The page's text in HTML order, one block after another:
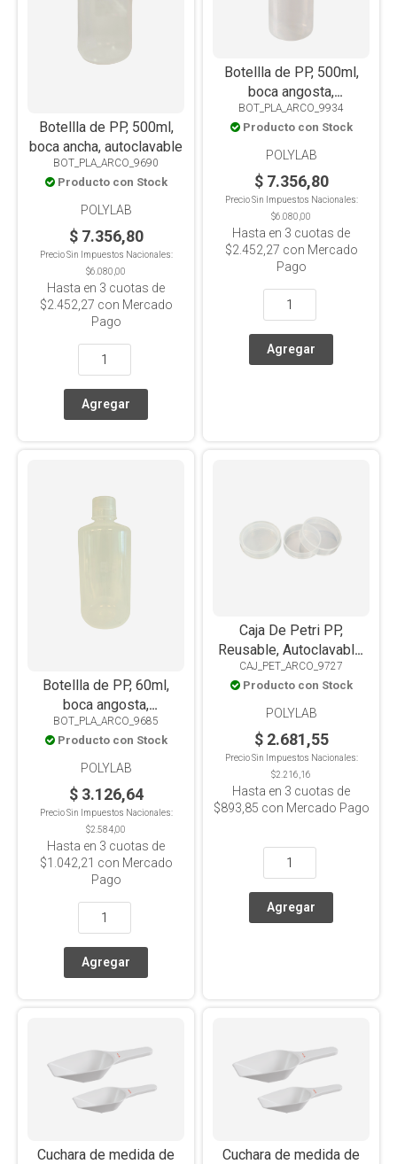
Botellla de PP, 500ml,
boca ancha, autoclavable
BOT_PLA_ARCO_9690
Producto con Stock
POLYLAB
$ 7.356,80
Precio Sin Impuestos Nacionales:
$6.080,00
Hasta en 3 cuotas de
$2.452,27 con Mercado
Pago
Botellla de PP, 500ml,
boca angosta,
autoclavable
BOT_PLA_ARCO_9934
Producto con Stock
POLYLAB
$ 7.356,80
Precio Sin Impuestos Nacionales:
$6.080,00
Hasta en 3 cuotas de
$2.452,27 con Mercado
Pago
Botellla de PP, 60ml,
boca angosta,
autoclavable
BOT_PLA_ARCO_9685
Producto con Stock
POLYLAB
$ 3.126,64
Precio Sin Impuestos Nacionales:
$2.584,00
Hasta en 3 cuotas de
$1.042,21 con Mercado
Pago
Caja De Petri PP,
Reusable, Autoclavable,
100mm Ø
CAJ_PET_ARCO_9727
Producto con Stock
POLYLAB
$ 2.681,55
Precio Sin Impuestos Nacionales:
$2.216,16
Hasta en 3 cuotas de
$893,85 con Mercado Pago
Cuchara de medida de
Cuchara de medida de